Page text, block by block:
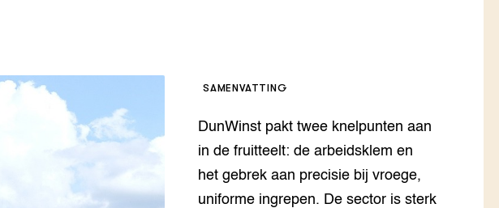
Maat projecten
Innovatieloket
Contact
Search the
SAMENVATTING
DunWinst pakt twee knelpunten aan
in de fruitteelt: de arbeidsklem en
het gebrek aan precisie bij vroege,
uniforme ingrepen. De sector is sterk